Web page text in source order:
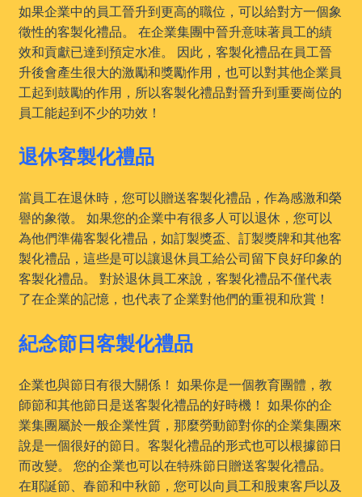
如果企業中的員工晉升到更高的職位，可以給對方一個象
徵性的客製化禮品。 在企業集團中晉升意味著員工的績
效和貢獻已達到預定水准。 因此，客製化禮品在員工晉
升後會產生很大的激勵和獎勵作用，也可以對其他企業員
工起到鼓勵的作用，所以客製化禮品對晉升到重要崗位的
員工能起到不少的功效！
退休客製化禮品
當員工在退休時，您可以贈送客製化禮品，作為感激和榮
譽的象徵。 如果您的企業中有很多人可以退休，您可以
為他們準備客製化禮品，如訂製獎盃、訂製獎牌和其他客
製化禮品，這些是可以讓退休員工給公司留下良好印象的
客製化禮品。 對於退休員工來說，客製化禮品不僅代表
了在企業的記憶，也代表了企業對他們的重視和欣賞！
紀念節日客製化禮品
企業也與節日有很大關係！ 如果你是一個教育團體，教
師節和其他節日是送客製化禮品的好時機！ 如果你的企
業集團屬於一般企業性質，那麼勞動節對你的企業集團來
說是一個很好的節日。客製化禮品的形式也可以根據節日
而改變。 您的企業也可以在特殊節日贈送客製化禮品。
在耶誕節、春節和中秋節，您可以向員工和股東客戶以及